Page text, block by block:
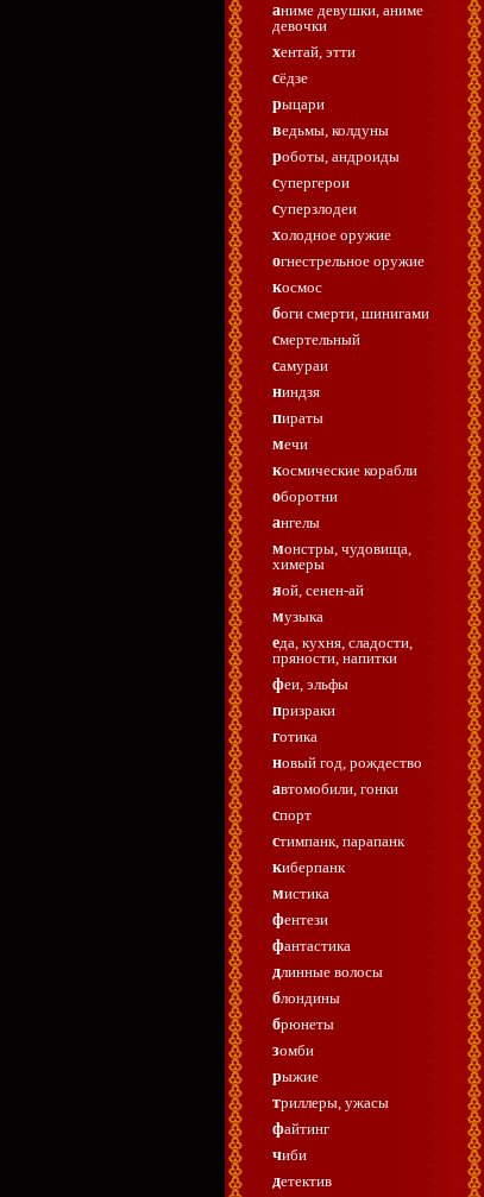
аниме девушки, аниме
девочки
хентай, этти
сёдзе
рыцари
ведьмы, колдуны
роботы, андроиды
супергерои
суперзлодеи
холодное оружие
огнестрельное оружие
космос
боги смерти, шинигами
смертельный
самураи
ниндзя
пираты
мечи
космические корабли
оборотни
ангелы
монстры, чудовища,
химеры
яой, сенен-ай
музыка
еда, кухня, сладости,
пряности, напитки
феи, эльфы
призраки
готика
новый год, рождество
автомобили, гонки
спорт
стимпанк, парапанк
киберпанк
мистика
фентези
фантастика
длинные волосы
блондины
брюнеты
зомби
рыжие
триллеры, ужасы
файтинг
чиби
детектив